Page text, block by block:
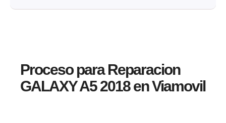
Proceso para Reparacion
GALAXY A5 2018 en Viamovil